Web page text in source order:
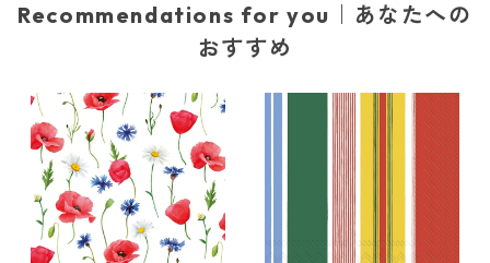
Recommendations for you｜あなたへの
おすすめ